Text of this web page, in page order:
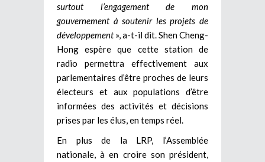
surtout l’engagement de mon
gouvernement à soutenir les projets de
développement», a-t-il dit. Shen Cheng-
Hong espère que cette station de
radio permettra effectivement aux
parlementaires d’être proches de leurs
électeurs et aux populations d’être
informées des activités et décisions
prises par les élus, en temps réel.
En plus de la LRP, l’Assemblée
nationale, à en croire son président,